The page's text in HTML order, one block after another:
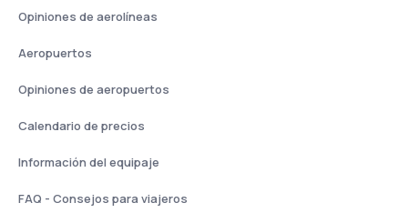
Opiniones de aerolíneas
Aeropuertos
Opiniones de aeropuertos
Calendario de precios
Información del equipaje
FAQ - Consejos para viajeros